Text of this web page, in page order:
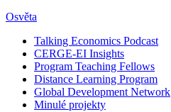
Osvěta
Talking Economics Podcast
CERGE-EI Insights
Program Teaching Fellows
Distance Learning Program
Global Development Network
Minulé projekty